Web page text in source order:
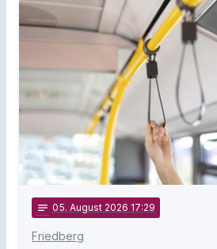
notes 05. August 2026 17:29
Friedberg